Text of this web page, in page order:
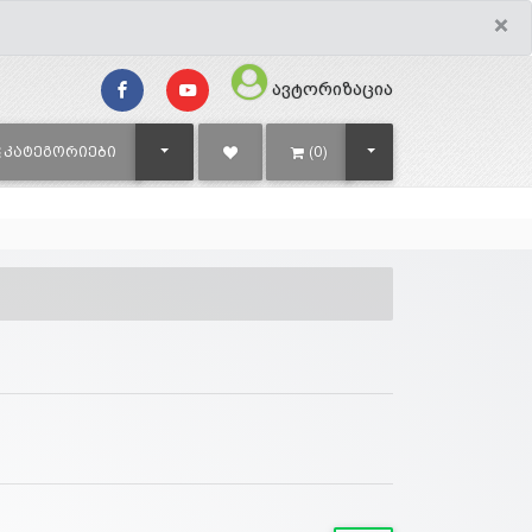
×
ავტორიზაცია
ᲙᲐᲢᲔᲒᲝᲠᲘᲔᲑᲘ TOGGLE DROPDOWN(0) TOGGLE DROPDOWN